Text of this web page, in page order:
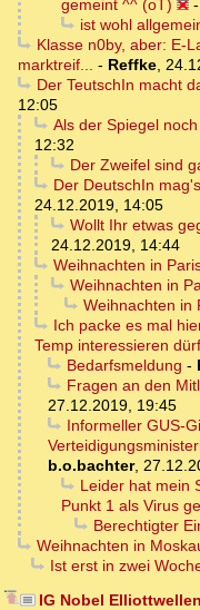
gemeint ^^ (oT)
-
ist wohl
Klasse n0by, aber: E-
marktreif...
- Reffke
Der TeutschIn macht
12:05
Als der Spiegel noch
12:32
Der Zweifel sind
Der DeutschIn
24.12.2019, 14:05
Wollt Ihr etwas
24.12.2019, 14:44
Weihnachten in
Weihnachten in
Weihnachten in
Ich packe es mal
Temp interessieren
Bedarfsmeldung -
Fragen an den
27.12.2019, 19:45
Informeller GUS-
b.o.bachter,
Leider hat mein
Punkt 1 als Virus
Berechtigter
Weihnachten in
Ist erst in zwei
IG Nobel Elliottwellen